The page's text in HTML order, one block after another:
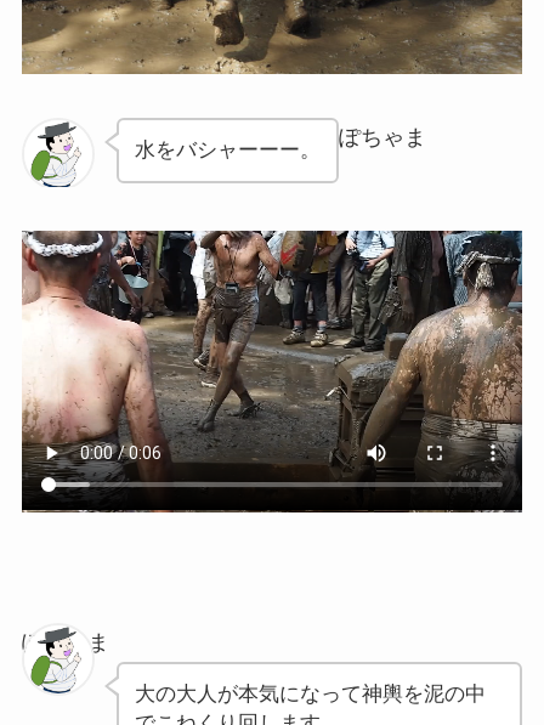
ぽちゃま
水をバシャーーー。
ぽちゃま
大の大人が本気になって神輿を泥の中